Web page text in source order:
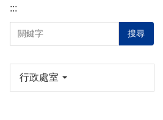
:::
搜尋
行政處室